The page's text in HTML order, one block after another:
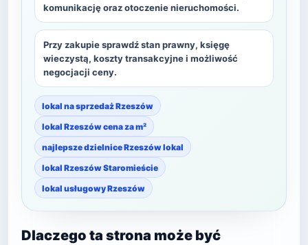
komunikację oraz otoczenie nieruchomości.
Przy zakupie sprawdź stan prawny, księgę
wieczystą, koszty transakcyjne i możliwość
negocjacji ceny.
lokal na sprzedaż Rzeszów
lokal Rzeszów cena za m²
najlepsze dzielnice Rzeszów lokal
lokal Rzeszów Staromieście
lokal usługowy Rzeszów
Dlaczego ta strona może być